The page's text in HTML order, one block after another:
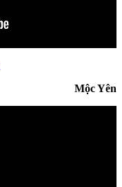
Mộc Yên